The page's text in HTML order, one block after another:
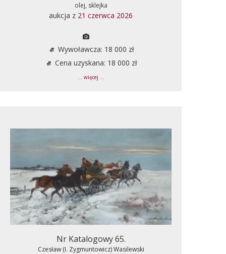
olej, sklejka
aukcja z 21 czerwca 2026
Wywoławcza: 18 000 zł
Cena uzyskana: 18 000 zł
... więcej ...
Nr Katalogowy 65.
Czesław (I. Zygmuntowicz) Wasilewski